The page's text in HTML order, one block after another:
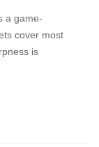
a game-
cover most
is